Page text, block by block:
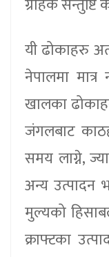
यी ढोकाहरु
नेपालमा
खालका
जंगलबाट
समय लाग्ने,
अन्य उत्पादन
मुल्यको
क्राफ्टका